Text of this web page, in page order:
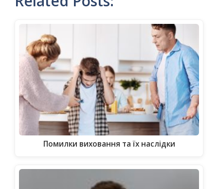
Помилки виховання та їх наслідки